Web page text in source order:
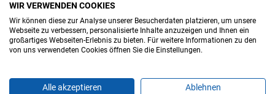
AGB Privacy Policy
Impressum
Cookie-Einstellungen ändern
Verwaltung
WIR VERWENDEN COOKIES
Wir können diese zur Analyse unserer Besucherdaten platzieren, um unsere
Webseite zu verbessern, personalisierte Inhalte anzuzeigen und Ihnen ein
großartiges Webseiten-Erlebnis zu bieten. Für weitere Informationen zu den
von uns verwendeten Cookies öffnen Sie die Einstellungen.
Alle akzeptieren Ablehnen